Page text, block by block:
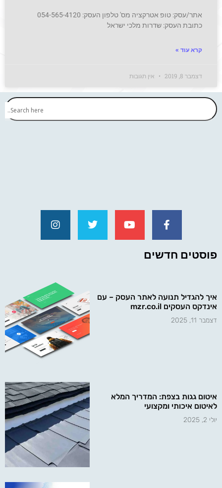
אתר/עסק: טופ אטרקציה מס' טלפון העסק: 054-565-4120
כתובת העסק: שדרות מלכי ישראל
קרא עוד »
דצמבר 8, 2019 אין תגובות
פוסטים חדשים
איך להגדיל תנועה לאתר העסק – עם
אינדקס העסקים mzr.co.il
דצמבר 11, 2025
איטום גגות בצפת: המדריך המלא
לאיטום איכותי ומקצועי
יולי 2, 2025